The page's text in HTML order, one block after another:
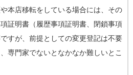
本店移転をしている場合には、その
証明書（履歴事項証明書、閉鎖事項
すが、前提としての変更登記は不要
専門家でないとなかなか難しいとこ